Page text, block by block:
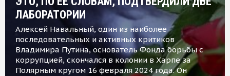
ЛАБОРАТОРИИ
Алексей Навальный, один из наиболее
последовательных и активных критиков
Владимира Путина, основатель Фонда борьбы с
коррупцией, скончался в колонии в Харпе за
Полярным кругом 16 февраля 2024 года. Он